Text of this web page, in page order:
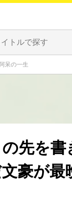
呆の一生
先を
豪が最